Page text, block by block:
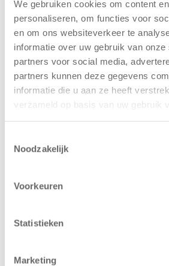
We gebruiken cookies om content
personaliseren, om functies voor
en om ons websiteverkeer te
informatie over uw gebruik van onze
partners voor social media,
partners kunnen deze gegevens
informatie die u aan ze heeft
verzameld op basis van uw gebruik
Noodzakelijk
Voorkeuren
Statistieken
Marketing
Kinderen BSO
De
Westerburcht
trainen alvast
voor Kids First
Mini 4 Mijl
7 augustus 2026
2026 – Kinderen
van BSO De
Eelde trainden
voor de Kids First
11